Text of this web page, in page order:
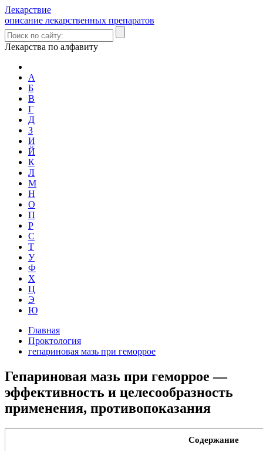
Лекарствие
описание лекарственных препаратов
Лекарства по алфавиту
А
Б
В
Г
Д
З
И
Й
К
Л
М
Н
О
П
Р
С
Т
У
Ф
Х
Ц
Э
Ю
Главная
Проктология
гепариновая мазь при геморрое
Гепариновая мазь при геморрое —
эффективность и целесообразность
применения, противопоказания
Содержание